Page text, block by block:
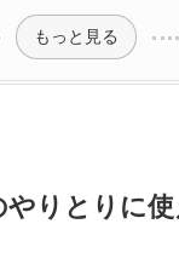
もっと見る
りとりに